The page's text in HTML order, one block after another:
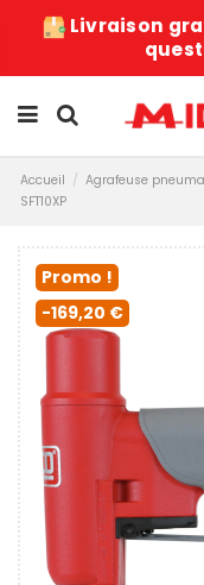
Livraison
Accueil
Agrafeuse
SFT10XP
Promo !
-169,20 €